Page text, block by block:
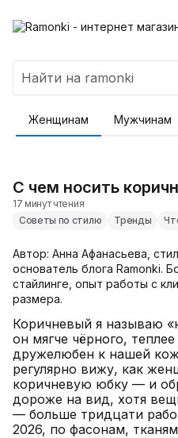
Женщинам Мужчинам
С чем носить
Советы по стилю Тренды
17 минут чтения
Автор: Анна Афанасьева,
основатель блога Ramonki.
стайлинге, опыт работы с
размера.
Коричневый я называю
он мягче чёрного,
дружелюбен к нашей
регулярно вижу, как
коричневую юбку — и
дороже на вид, хотя
— больше тридцати
2026, по фасонам,